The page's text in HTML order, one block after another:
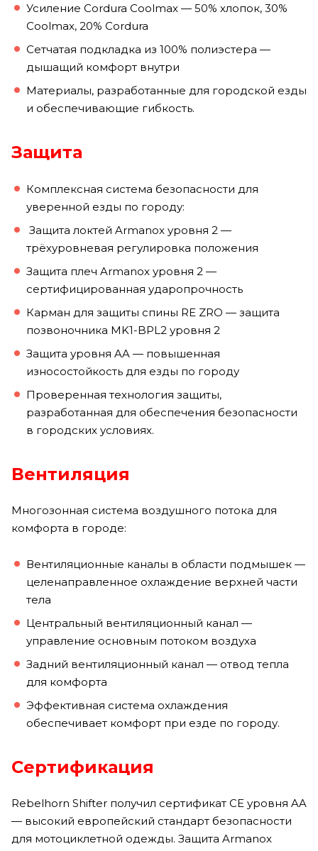
Усиление Cordura Coolmax — 50% хлопок, 30%
Coolmax, 20% Cordura
Сетчатая подкладка из 100% полиэстера —
дышащий комфорт внутри
Материалы, разработанные для городской езды
и обеспечивающие гибкость.
Защита
Комплексная система безопасности для
уверенной езды по городу:
Защита локтей Armanox уровня 2 —
трёхуровневая регулировка положения
Защита плеч Armanox уровня 2 —
сертифицированная ударопрочность
Карман для защиты спины RE ZRO — защита
позвоночника MK1-BPL2 уровня 2
Защита уровня AA — повышенная
износостойкость для езды по городу
Проверенная технология защиты,
разработанная для обеспечения безопасности
в городских условиях.
Вентиляция
Многозонная система воздушного потока для
комфорта в городе:
Вентиляционные каналы в области подмышек —
целенаправленное охлаждение верхней части
тела
Центральный вентиляционный канал —
управление основным потоком воздуха
Задний вентиляционный канал — отвод тепла
для комфорта
Эффективная система охлаждения
обеспечивает комфорт при езде по городу.
Сертификация
Rebelhorn Shifter получил сертификат CE уровня AA
— высокий европейский стандарт безопасности
для мотоциклетной одежды. Защита Armanox